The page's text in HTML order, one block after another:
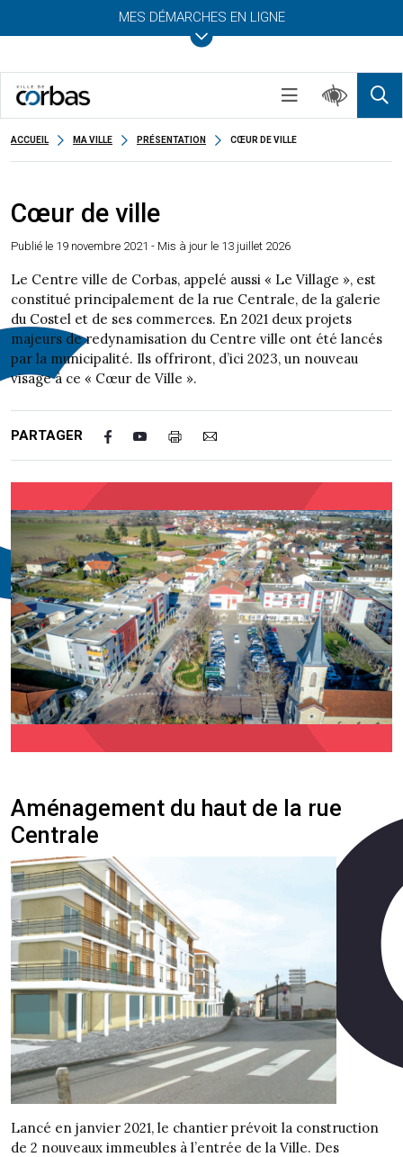
MES DÉMARCHES EN LIGNE
ACCUEIL MA VILLE PRÉSENTATION CŒUR DE VILLE
Cœur de ville
Publié le 19 novembre 2021 - Mis à jour le 13 juillet 2026
Le Centre ville de Corbas, appelé aussi « Le Village », est
constitué principalement de la rue Centrale, de la galerie
du Costel et de ses commerces. En 2021 deux projets
majeurs de redynamisation du Centre ville ont été lancés
par la municipalité. Ils offriront, d’ici 2023, un nouveau
visage à ce « Cœur de Ville ».
PARTAGER
Aménagement du haut de la rue
Centrale
Lancé en janvier 2021, le chantier prévoit la construction
de 2 nouveaux immeubles à l’entrée de la Ville. Des